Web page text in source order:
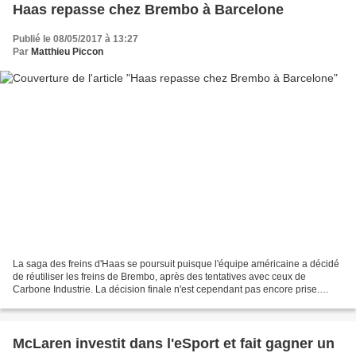
Haas repasse chez Brembo à Barcelone
Publié le 08/05/2017 à 13:27
Par Matthieu Piccon
La saga des freins d'Haas se poursuit puisque l'équipe américaine a décidé
de réutiliser les freins de Brembo, après des tentatives avec ceux de
Carbone Industrie. La décision finale n'est cependant pas encore prise.
McLaren investit dans l'eSport et fait gagner un